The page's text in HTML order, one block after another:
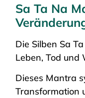
Sa Ta Na
Die Silben Sa
Leben, Tod und
Dieses Mantra
Transformation